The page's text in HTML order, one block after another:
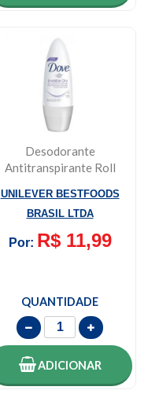
Desodorante
Antitranspirante Roll
Dry...
UNILEVER BESTFOODS
BRASIL LTDA
Por: R$ 11,99
QUANTIDADE
ADICIONAR